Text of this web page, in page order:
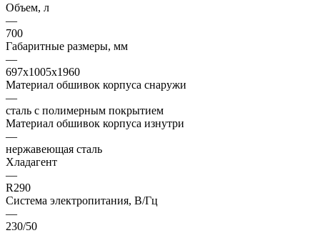
Объем, л
—
700
Габаритные размеры, мм
—
697х1005х1960
Материал обшивок корпуса снаружи
—
сталь с полимерным покрытием
Материал обшивок корпуса изнутри
—
нержавеющая сталь
Хладагент
—
R290
Система электропитания, В/Гц
—
230/50